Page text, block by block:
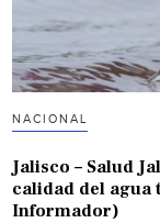
NACIONAL
Jalisco – Salud
calidad del agua
Informador)